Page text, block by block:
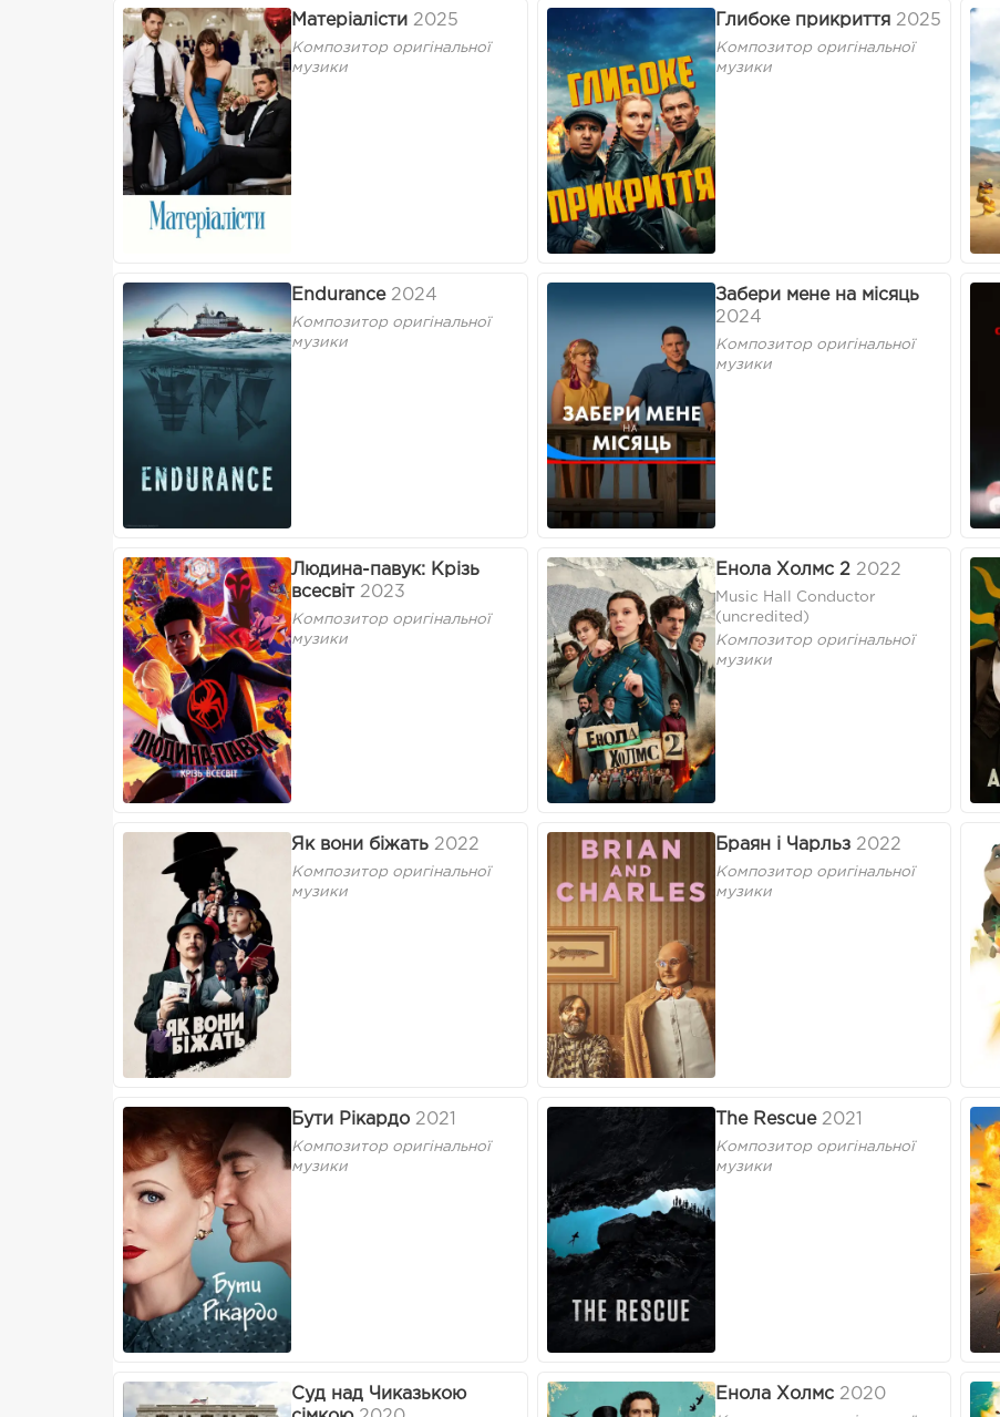
Матеріалісти 2025
Композитор оригінальної
музики
Глибоке прикриття 2025
Композитор оригінальної
музики
Endurance 2024
Композитор оригінальної
музики
Забери мене на місяць
2024
Композитор оригінальної
музики
Людина-павук: Крізь
всесвіт 2023
Композитор оригінальної
музики
Енола Холмс 2 2022
Music Hall Conductor
(uncredited)
Композитор оригінальної
музики
Як вони біжать 2022
Композитор оригінальної
музики
Браян і Чарльз 2022
Композитор оригінальної
музики
Бути Рікардо 2021
Композитор оригінальної
музики
The Rescue 2021
Композитор оригінальної
музики
Суд над Чиказькою
Енола Холмс 2020